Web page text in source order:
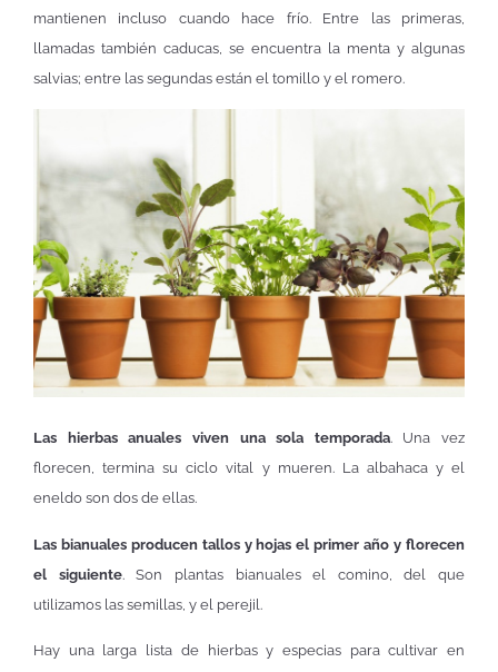
mantienen incluso cuando hace frío. Entre las primeras,
llamadas también caducas, se encuentra la menta y algunas
salvias; entre las segundas están el tomillo y el romero.
Las hierbas anuales viven una sola temporada. Una vez
florecen, termina su ciclo vital y mueren. La albahaca y el
eneldo son dos de ellas.
Las bianuales producen tallos y hojas el primer año y florecen
el siguiente. Son plantas bianuales el comino, del que
utilizamos las semillas, y el perejil.
Hay una larga lista de hierbas y especias para cultivar en